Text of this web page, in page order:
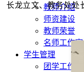
教师介绍
师资建设
教师荣誉
名师工作室
学生管理
团学工作
长龙立文、教务处处